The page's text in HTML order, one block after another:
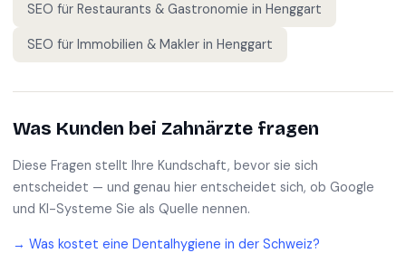
SEO für Restaurants & Gastronomie in Henggart
SEO für Immobilien & Makler in Henggart
Was Kunden bei Zahnärzte fragen
Diese Fragen stellt Ihre Kundschaft, bevor sie sich
entscheidet — und genau hier entscheidet sich, ob Google
und KI-Systeme Sie als Quelle nennen.
→ Was kostet eine Dentalhygiene in der Schweiz?